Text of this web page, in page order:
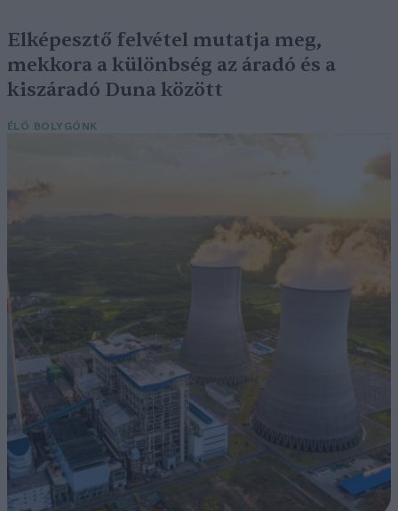
Elképesztő felvétel mutatja meg,
mekkora a különbség az áradó és a
kiszáradó Duna között
ÉLŐ BOLYGÓNK